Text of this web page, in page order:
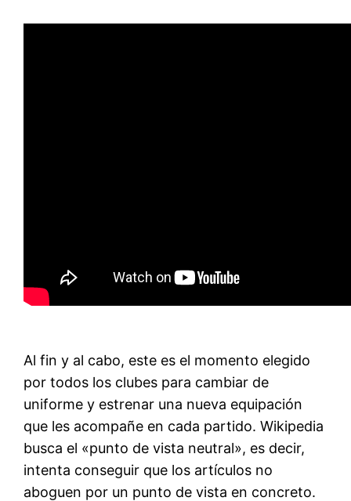
Al fin y al cabo, este es el momento elegido
por todos los clubes para cambiar de
uniforme y estrenar una nueva equipación
que les acompañe en cada partido. Wikipedia
busca el «punto de vista neutral», es decir,
intenta conseguir que los artículos no
aboguen por un punto de vista en concreto.